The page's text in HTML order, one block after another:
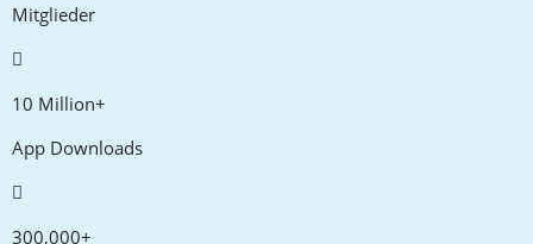
Mitglieder
10 Million+
App Downloads
300,000+